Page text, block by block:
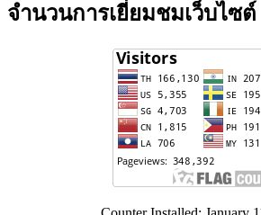
จำนวนการเยี่ยมชมเว็บไซต์